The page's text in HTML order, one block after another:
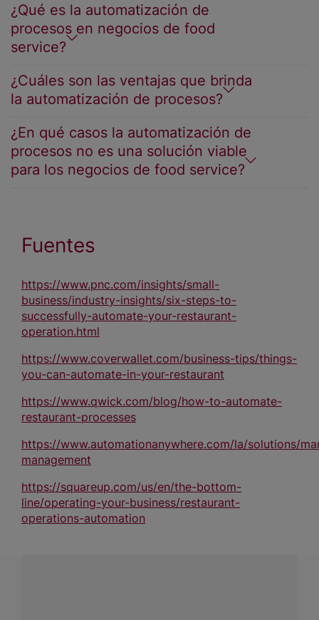
¿Qué es la automatización de
procesos en negocios de food
service?
¿Cuáles son las ventajas que brinda
la automatización de procesos?
¿En qué casos la automatización de
procesos no es una solución viable
para los negocios de food service?
Fuentes
https://www.pnc.com/insights/small-
business/industry-insights/six-steps-to-
successfully-automate-your-restaurant-
operation.html
https://www.coverwallet.com/business-tips/things-
you-can-automate-in-your-restaurant
https://www.qwick.com/blog/how-to-automate-
restaurant-processes
https://www.automationanywhere.com/la/solutions/
management
https://squareup.com/us/en/the-bottom-
line/operating-your-business/restaurant-
operations-automation